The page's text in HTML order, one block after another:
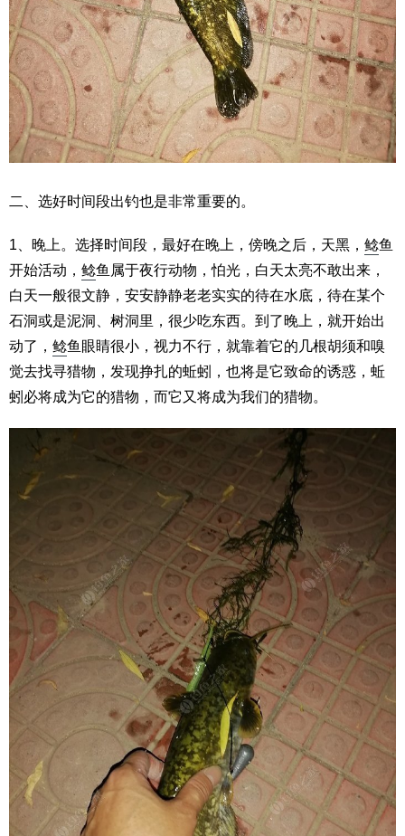
二、选好时间段出钓也是非常重要的。
1、晚上。选择时间段，最好在晚上，傍晚之后，天黑， 鲶鱼
开始活动， 鲶鱼属于夜行动物，怕光，白天太亮不敢出来，
白天一般很文静，安安静静老老实实的待在水底，待在某个
石洞或是泥洞、树洞里，很少吃东西。到了晚上，就开始出
动了， 鲶鱼眼睛很小，视力不行，就靠着它的几根胡须和嗅
觉去找寻猎物，发现挣扎的蚯蚓，也将是它致命的诱惑，蚯
蚓必将成为它的猎物，而它又将成为我们的猎物。